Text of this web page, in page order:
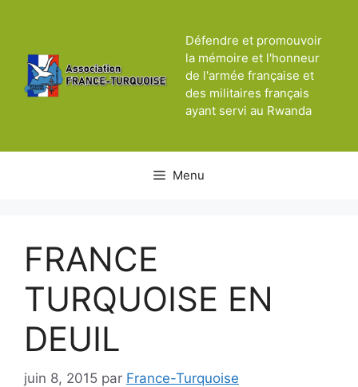
Défendre et promouvoir
la mémoire et l'honneur
de l'armée française et
des militaires français
ayant servi au Rwanda
Menu
FRANCE
TURQUOISE EN
DEUIL
juin 8, 2015 par France-Turquoise